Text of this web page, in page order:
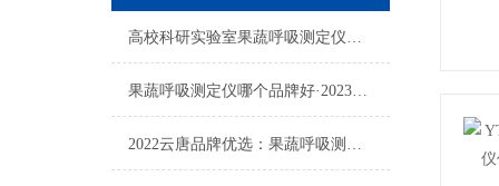
高校科研实验室果蔬呼吸测定仪怎么选？2026年7月主流品牌云唐实力解读
果蔬呼吸测定仪哪个品牌好·2023云唐精选仪器推荐
2022云唐品牌优选：果蔬呼吸测定仪哪个品牌好